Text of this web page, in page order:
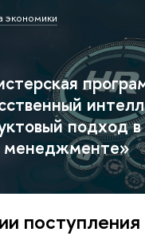
экономики
подход
менеджменте»
поступления